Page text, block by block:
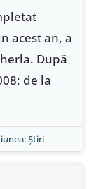
acest an, a
După
de la
Ştiri